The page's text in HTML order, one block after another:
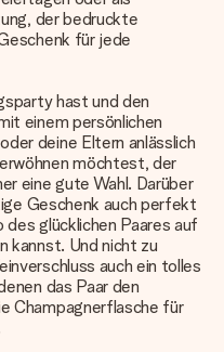
der bedruckte
für jede
hast und den
einem persönlichen
deine Eltern anlässlich
möchtest, der
eine gute Wahl. Darüber
Geschenk auch perfekt
glücklichen Paares auf
kannst. Und nicht zu
auch ein tolles
das Paar den
Champagnerflasche für